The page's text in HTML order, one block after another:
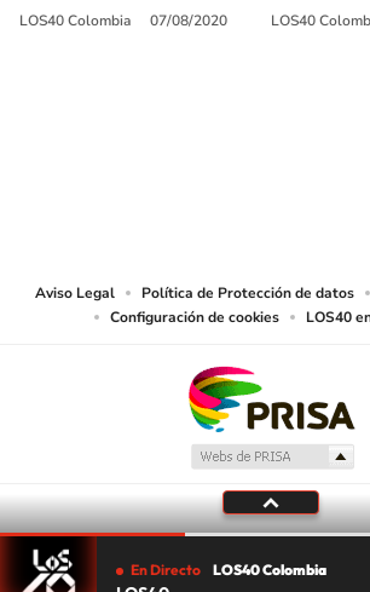
LOS40 Colombia 07/08/2020 LOS40
Aviso Legal Política de Protección de datos
Configuración de cookies
LOS40
En Directo LOS40 Colombia